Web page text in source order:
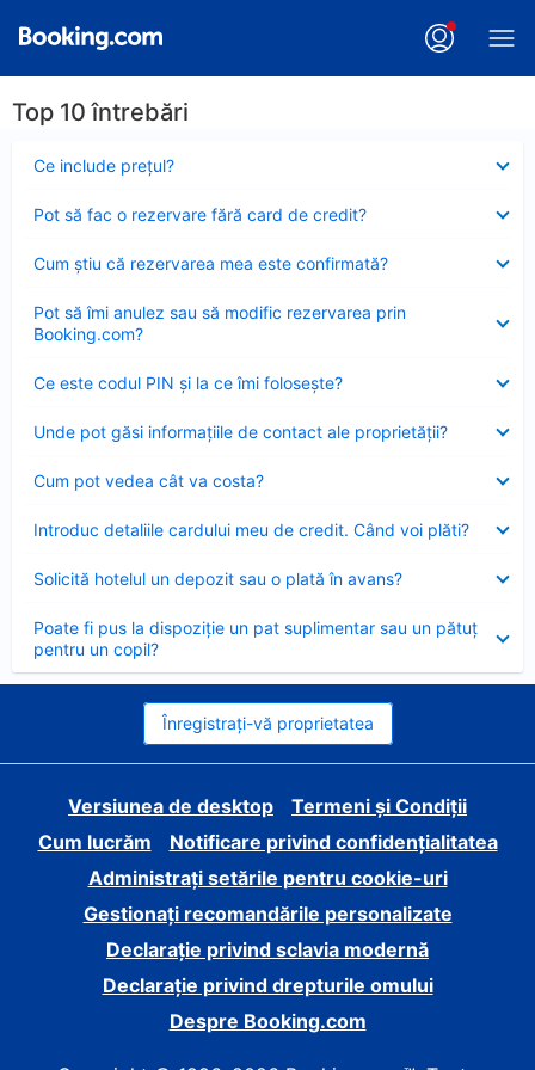
Top 10 întrebări
Ce include preţul?
închis
Pot să fac o rezervare fără card de credit?
închis
Cum ştiu că rezervarea mea este confirmată?
închis
Pot să îmi anulez sau să modific rezervarea prin
Booking.com?
închis
Ce este codul PIN şi la ce îmi foloseşte?
închis
Unde pot găsi informațiile de contact ale proprietății?
închis
Cum pot vedea cât va costa?
închis
Introduc detaliile cardului meu de credit. Când voi plăti?
închis
Solicită hotelul un depozit sau o plată în avans?
închis
Poate fi pus la dispoziție un pat suplimentar sau un pătuț
pentru un copil?
închis
Înregistrați-vă proprietatea
Versiunea de desktop
Termeni și Condiții
Cum lucrăm
Notificare privind confidențialitatea
Administrați setările pentru cookie-uri
Gestionați recomandările personalizate
Declarație privind sclavia modernă
Declarație privind drepturile omului
Despre Booking.com